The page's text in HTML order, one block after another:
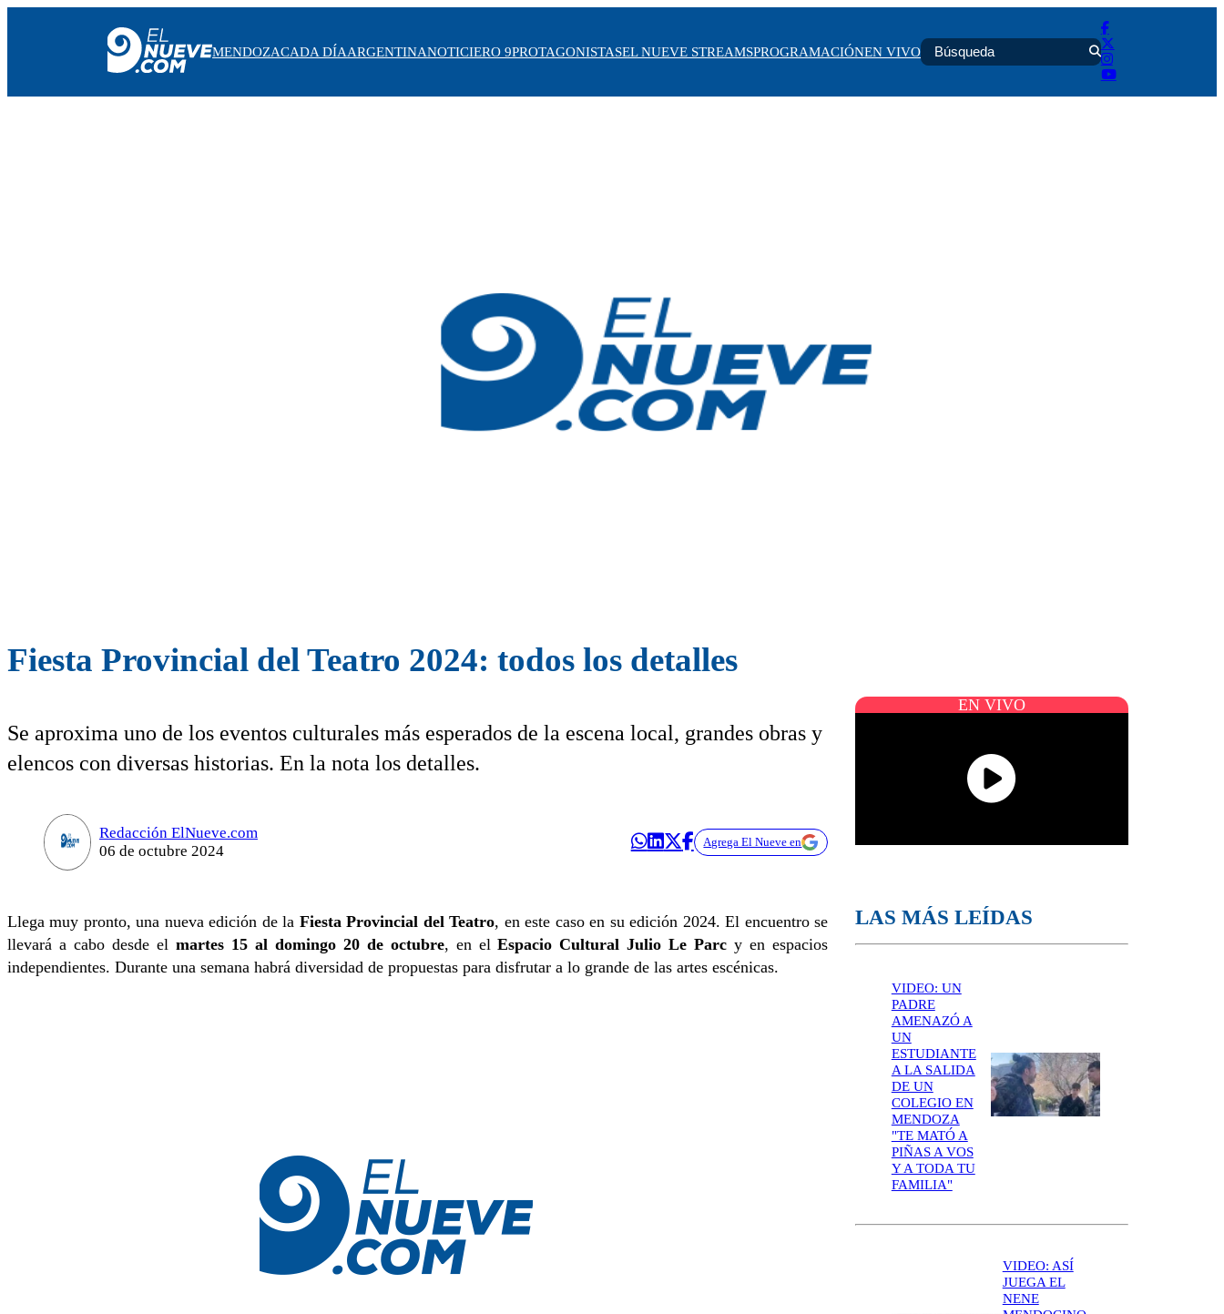
MENDOZACADA DÍAARGENTINANOTICIERO 9PROTAGONISTASEL NUEVE STREAMSPROGRAMACIÓNEN VIVO
Fiesta Provincial del Teatro 2024: todos los detalles
Se aproxima uno de los eventos culturales más esperados de la escena local, grandes obras y
elencos con diversas historias. En la nota los detalles.
Redacción ElNueve.com
06 de octubre 2024
Agrega El Nueve en
Llega muy pronto, una nueva edición de la Fiesta Provincial del Teatro, en este caso en su edición 2024. El encuentro se
llevará a cabo desde el martes 15 al domingo 20 de octubre, en elEspacio Cultural Julio Le Parc y en espacios
independientes. Durante una semana habrá diversidad de propuestas para disfrutar a lo grande de las artes escénicas.
EN VIVO
LAS MÁS LEÍDAS
VIDEO: UN
PADRE
AMENAZÓ A
UN
ESTUDIANTE
A LA SALIDA
DE UN
COLEGIO EN
MENDOZA
"TE MATÓ A
PIÑAS A VOS
Y A TODA TU
FAMILIA"
VIDEO: ASÍ
JUEGA EL
NENE